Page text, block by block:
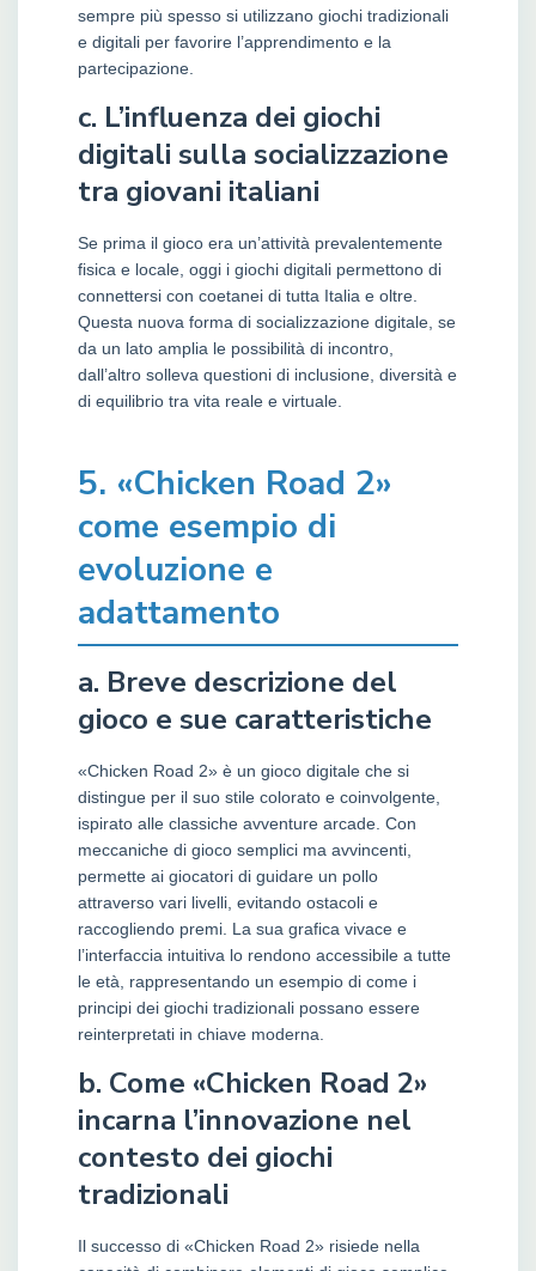
sempre più spesso si utilizzano giochi tradizionali
e digitali per favorire l’apprendimento e la
partecipazione.
c. L’influenza dei giochi
digitali sulla socializzazione
tra giovani italiani
Se prima il gioco era un’attività prevalentemente
fisica e locale, oggi i giochi digitali permettono di
connettersi con coetanei di tutta Italia e oltre.
Questa nuova forma di socializzazione digitale, se
da un lato amplia le possibilità di incontro,
dall’altro solleva questioni di inclusione, diversità e
di equilibrio tra vita reale e virtuale.
5. «Chicken Road 2»
come esempio di
evoluzione e
adattamento
a. Breve descrizione del
gioco e sue caratteristiche
«Chicken Road 2» è un gioco digitale che si
distingue per il suo stile colorato e coinvolgente,
ispirato alle classiche avventure arcade. Con
meccaniche di gioco semplici ma avvincenti,
permette ai giocatori di guidare un pollo
attraverso vari livelli, evitando ostacoli e
raccogliendo premi. La sua grafica vivace e
l’interfaccia intuitiva lo rendono accessibile a tutte
le età, rappresentando un esempio di come i
principi dei giochi tradizionali possano essere
reinterpretati in chiave moderna.
b. Come «Chicken Road 2»
incarna l’innovazione nel
contesto dei giochi
tradizionali
Il successo di «Chicken Road 2» risiede nella